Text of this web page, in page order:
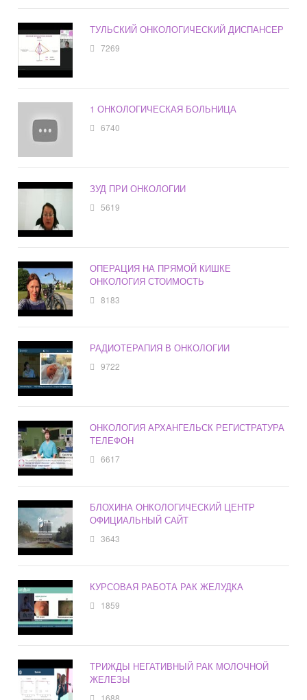
ТУЛЬСКИЙ ОНКОЛОГИЧЕСКИЙ ДИСПАНСЕР
7269
1 ОНКОЛОГИЧЕСКАЯ БОЛЬНИЦА
6740
ЗУД ПРИ ОНКОЛОГИИ
5619
ОПЕРАЦИЯ НА ПРЯМОЙ КИШКЕ
ОНКОЛОГИЯ СТОИМОСТЬ
8183
РАДИОТЕРАПИЯ В ОНКОЛОГИИ
9722
ОНКОЛОГИЯ АРХАНГЕЛЬСК РЕГИСТРАТУРА
ТЕЛЕФОН
6617
БЛОХИНА ОНКОЛОГИЧЕСКИЙ ЦЕНТР
ОФИЦИАЛЬНЫЙ САЙТ
3643
КУРСОВАЯ РАБОТА РАК ЖЕЛУДКА
1859
ТРИЖДЫ НЕГАТИВНЫЙ РАК МОЛОЧНОЙ
ЖЕЛЕЗЫ
1688